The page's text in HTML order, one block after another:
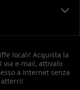
locali! Acquista la
via e-mail, attivalo
a Internet senza